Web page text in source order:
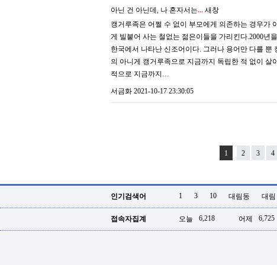
아닌 건 아닌데, 나 혼자서는... 새창
캥거루족은 어쩔 수 없이 부모에게 의존하는 경우가
게 빌붙어 사는 철없는 젊은이들을 가리킨다.2000년
한국에서 나타난 신조어이다. 그러나 용어만 다를
의 아니게 캥거루족으로 지금까지 독립한 적 없이
적으로 지금까지…
서금화 2021-10-17 23:30:05
1 2 3 4
인기검색어 1 3 10 대림동 대림
접속자집계 오늘 6,218 어제 6,725